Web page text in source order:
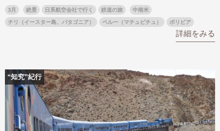
3月 絶景 日系航空会社で行く 鉄道の旅 中南米
チリ（イースター島、パタゴニア） ペルー（マチュピチュ） ボリビア
詳細をみる
“知究”紀行